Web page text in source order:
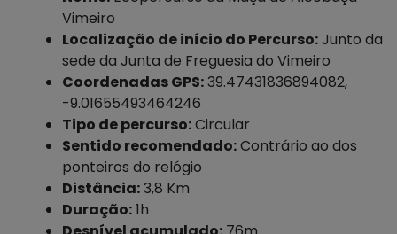
Vimeiro
Localização de início do Percurso:Junto da
sede da Junta de Freguesia do Vimeiro
Coordenadas GPS:39.47431836894082,
-9.01655493464246
Tipo de percurso:Circular
Sentido recomendado:Contrário ao dos
ponteiros do relógio
Distância:3,8 Km
Duração:1h